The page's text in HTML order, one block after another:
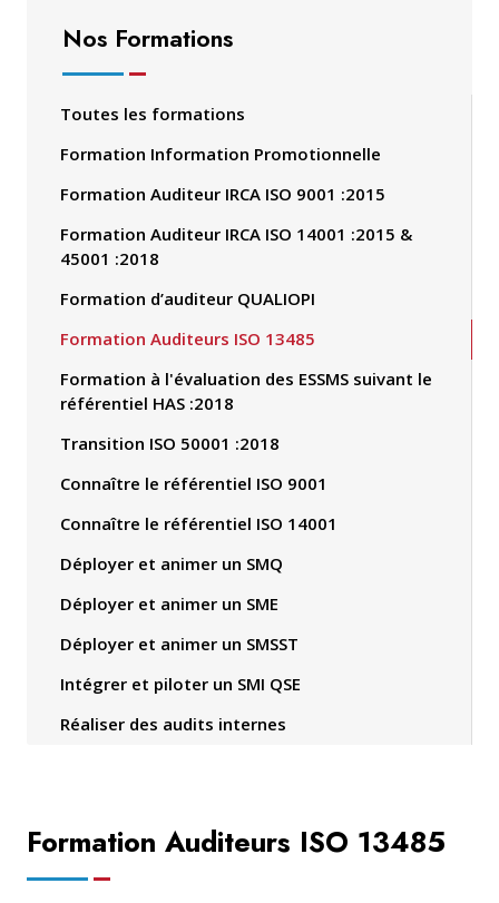
Nos Formations
Toutes les formations
Formation Information Promotionnelle
Formation Auditeur IRCA ISO 9001 :2015
Formation Auditeur IRCA ISO 14001 :2015 &
45001 :2018
Formation d’auditeur QUALIOPI
Formation Auditeurs ISO 13485
Formation à l'évaluation des ESSMS suivant le
référentiel HAS :2018
Transition ISO 50001 :2018
Connaître le référentiel ISO 9001
Connaître le référentiel ISO 14001
Déployer et animer un SMQ
Déployer et animer un SME
Déployer et animer un SMSST
Intégrer et piloter un SMI QSE
Réaliser des audits internes
Formation Auditeurs ISO 13485